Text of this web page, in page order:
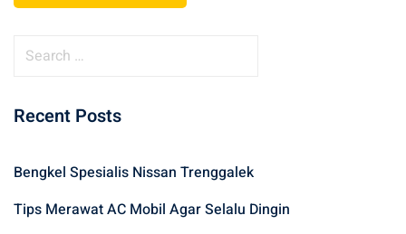
Recent Posts
Bengkel Spesialis Nissan Trenggalek
Tips Merawat AC Mobil Agar Selalu Dingin